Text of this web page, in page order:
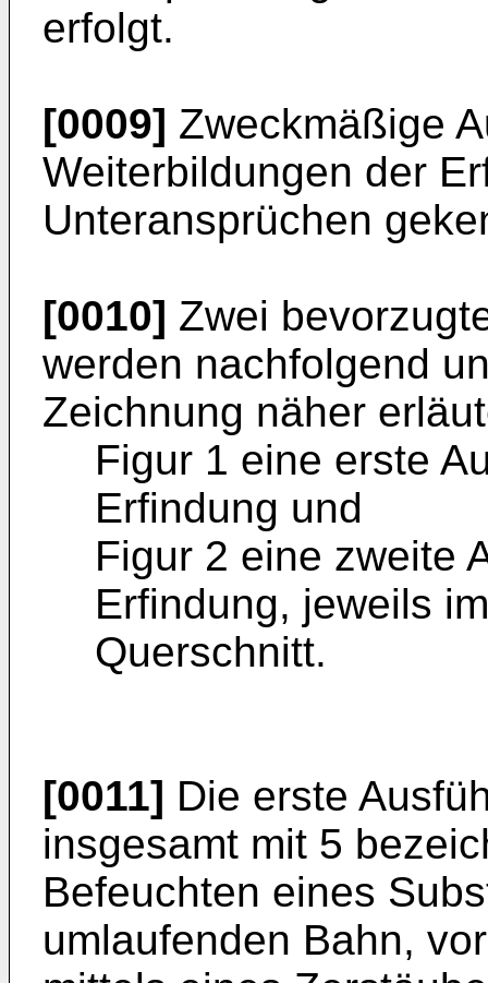
erfolgt.
[0009] Zweckmäßige
Weiterbildungen der
Unteransprüchen
[0010] Zwei
werden nachfolgend
Zeichnung näher
Figur 1 eine erste
Erfindung und
Figur 2 eine zweite
Erfindung, jeweils
Querschnitt.
[0011] Die erste
insgesamt mit 5
Befeuchten eines
umlaufenden Bahn,